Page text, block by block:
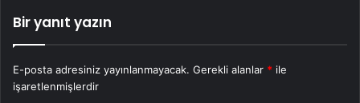
Bir yanıt yazın
E-posta adresiniz yayınlanmayacak. Gerekli alanlar * ile
işaretlenmişlerdir